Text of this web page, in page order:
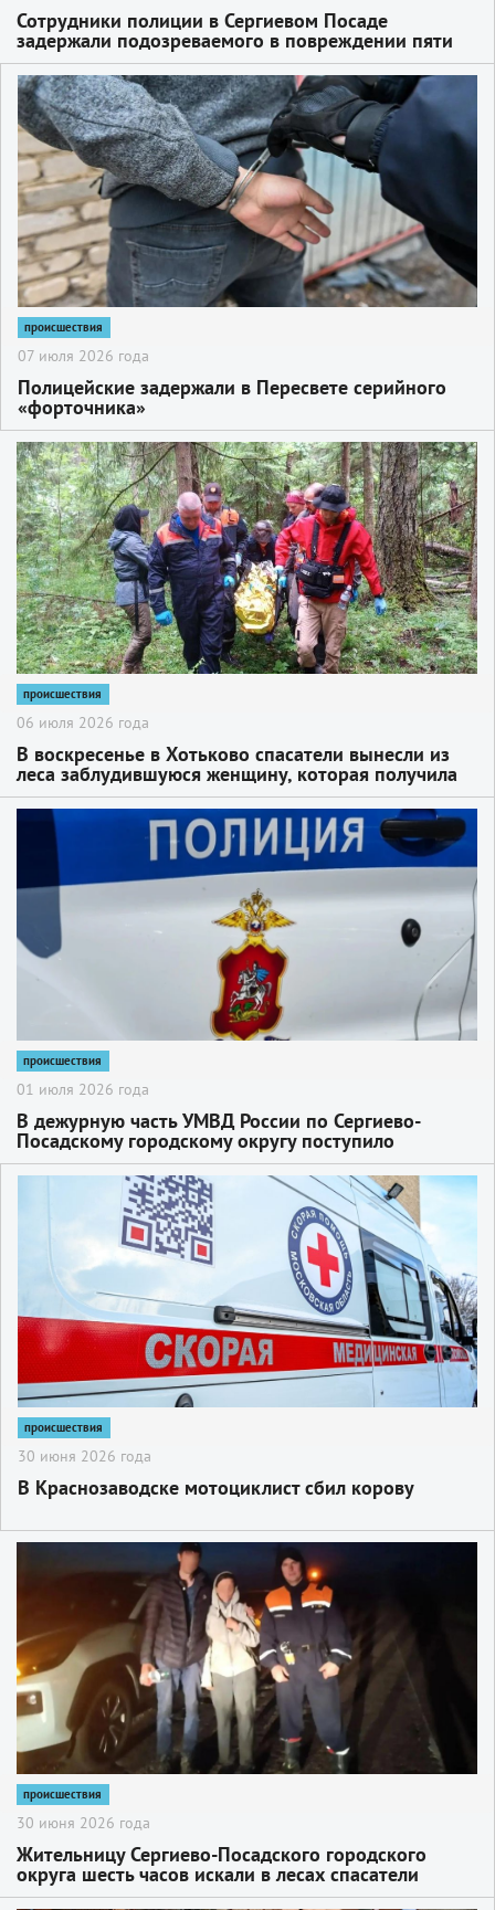
Сотрудники полиции в Сергиевом Посаде
задержали подозреваемого в повреждении пяти
автомобилей
2
происшествия
07 июля 2026 года
Полицейские задержали в Пересвете серийного
«форточника»
2
происшествия
06 июля 2026 года
В воскресенье в Хотьково спасатели вынесли из
леса заблудившуюся женщину, которая получила
травму
происшествия
01 июля 2026 года
В дежурную часть УМВД России по Сергиево-
Посадскому городскому округу поступило
заявление от местного жителя о краже
строительных материалов
происшествия
30 июня 2026 года
В Краснозаводске мотоциклист сбил корову
происшествия
30 июня 2026 года
Жительницу Сергиево-Посадского городского
округа шесть часов искали в лесах спасатели